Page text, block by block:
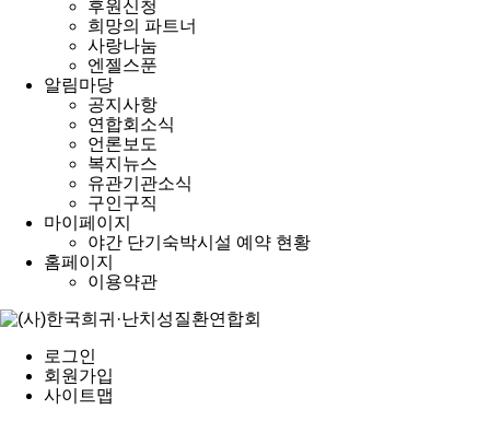
후원신청
희망의 파트너
사랑나눔
엔젤스푼
알림마당
공지사항
연합회소식
언론보도
복지뉴스
유관기관소식
구인구직
마이페이지
야간 단기숙박시설 예약 현황
홈페이지
이용약관
로그인
회원가입
사이트맵